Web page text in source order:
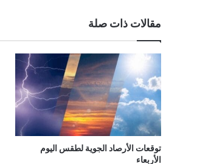
مقالات ذات صلة
توقعات الأرصاد الجوية لطقس اليوم
الأربعاء